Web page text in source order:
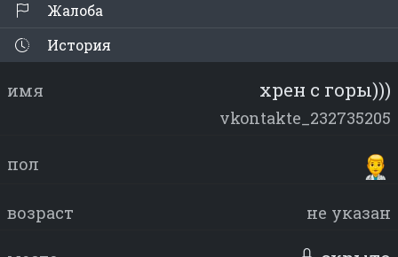
Жалоба
История
имя хрен с горы)))
vkontakte_232735205
пол
возраст не указан